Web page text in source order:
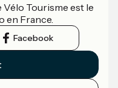
Vélo Tourisme est le
en France.
Facebook